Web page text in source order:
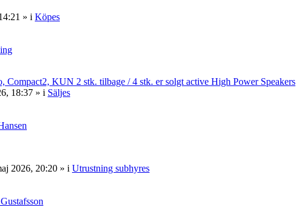
» i Köpes
KUN 2 stk. tilbage / 4 stk. er solgt active High Power Speakers
18:37 » i Säljes
2026, 20:20 » i Utrustning subhyres